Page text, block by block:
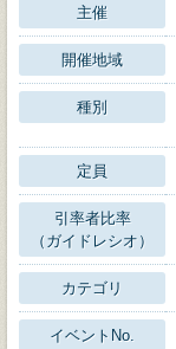
主催
開催地域
種別
定員
引率者比率
（ガイドレシオ）
カテゴリ
イベントNo.